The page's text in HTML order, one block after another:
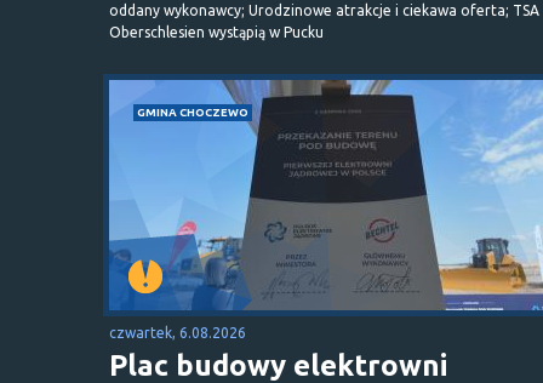
oddany wykonawcy; Urodzinowe atrakcje i ciekawa oferta; TSA
Oberschlesien wystąpią w Pucku
GMINA CHOCZEWO
czwartek, 6.08.2026
Plac budowy elektrowni